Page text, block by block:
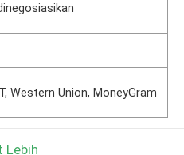
Western Union, MoneyGram
Lebih